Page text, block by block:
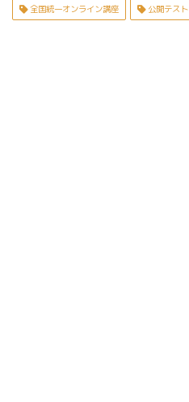
全国統一オンライン講座 公開テスト